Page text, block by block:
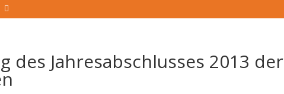
des Jahresabschlusses 2013 der